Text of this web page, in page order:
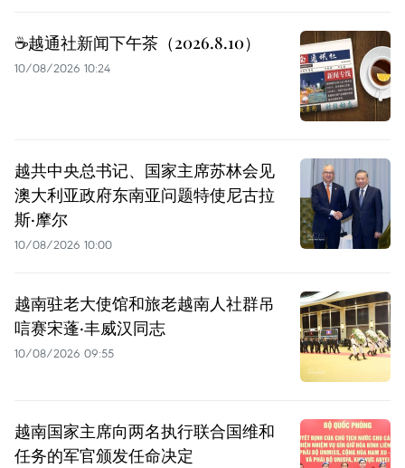
☕️越通社新闻下午茶（2026.8.10）
10/08/2026 10:24
越共中央总书记、国家主席苏林会见
澳大利亚政府东南亚问题特使尼古拉
斯·摩尔
10/08/2026 10:00
越南驻老大使馆和旅老越南人社群吊
唁赛宋蓬·丰威汉同志
10/08/2026 09:55
越南国家主席向两名执行联合国维和
任务的军官颁发任命决定